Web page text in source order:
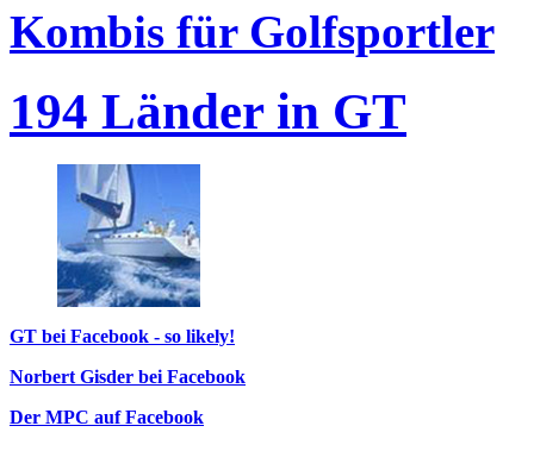
Kombis für Golfsportler
194 Länder in GT
GT bei Facebook - so likely!
Norbert Gisder bei Facebook
Der MPC auf Facebook